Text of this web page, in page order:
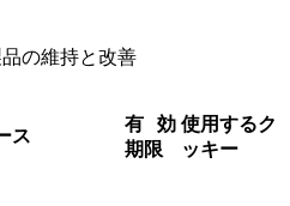
の維持と改善
ス
有効
期限
使用するク
ッキー